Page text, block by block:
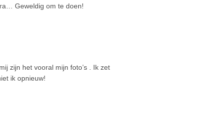
Geweldig om te doen!
zijn het vooral mijn foto’s . Ik zet
ik opnieuw!